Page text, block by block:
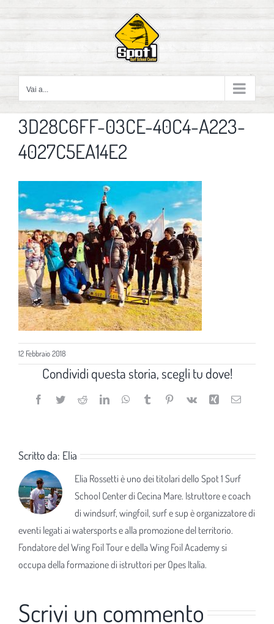
contenuto
Vai a...
3D28C6FF-03CE-40C4-A223-
4027C5EA14E2
12 Febbraio 2018
Condividi questa storia, scegli tu dove!
Facebook
TwitterRedditLinkedInWhatsApp
TumblrPinterest
Vk Xing Email
Scritto da: Elia
Elia Rossetti è uno dei titolari dello Spot 1 Surf
School Center di Cecina Mare. Istruttore e coach
di windsurf, wingfoil, surf e sup è organizzatore di
eventi legati ai watersports e alla promozione del territorio.
Fondatore del Wing Foil Tour e della Wing Foil Academy si
occupa della formazione di istruttori per Opes Italia.
Scrivi un commento